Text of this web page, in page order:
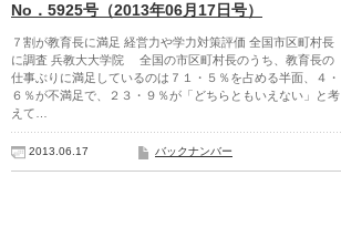
No．5925号（2013年06月17日号）
７割が教育長に満足 経営力や学力対策評価 全国市区町村長
に調査 兵教大大学院 全国の市区町村長のうち、教育長の
仕事ぶりに満足しているのは７１・５％を占める半面、４・
６％が不満足で、２３・９％が「どちらともいえない」と考
えて…
2013.06.17 バックナンバー